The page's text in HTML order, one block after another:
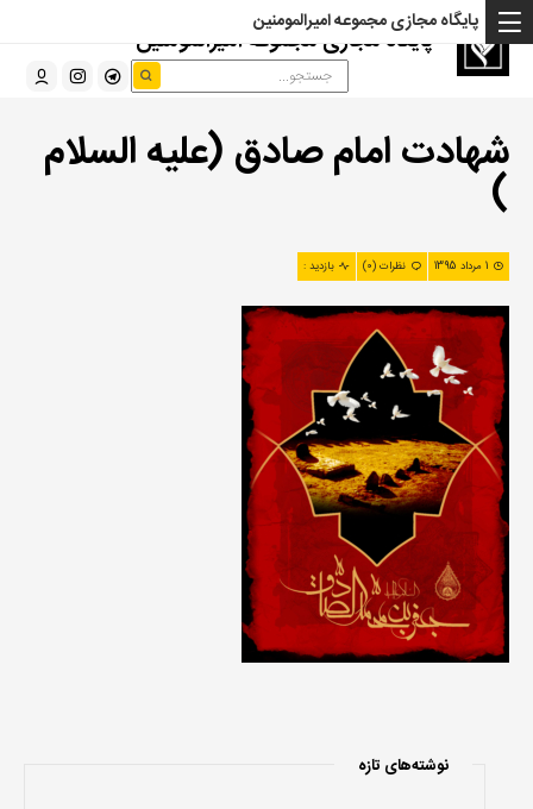
پایگاه مجازی مجموعه امیرالمومنین
پایگاه مجازی مجموعه امیرالمومنین
شهادت امام صادق (علیه السلام
)
1 مرداد 1395 نظرات (0) بازدید :
نوشته‌های تازه